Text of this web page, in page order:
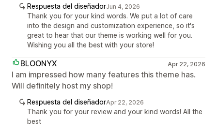
Respuesta del diseñadorJun 4, 2026
Thank you for your kind words. We put a lot of care
into the design and customization experience, so it's
great to hear that our theme is working well for you.
Wishing you all the best with your store!
BLOONYX Apr 22, 2026
I am impressed how many features this theme has.
Will definitely host my shop!
Respuesta del diseñadorApr 22, 2026
Thank you for your review and your kind words! All the
best